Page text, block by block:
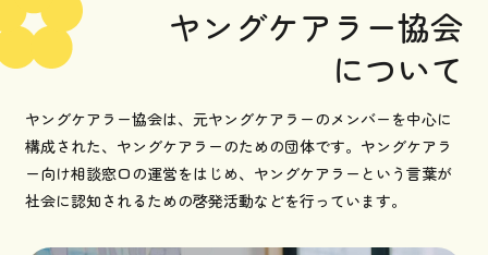
ヤングケアラー協会
について
ヤングケアラー協会は、元ヤングケアラーのメンバーを中心に
構成された、ヤングケアラーのための団体です。ヤングケアラ
ー向け相談窓口の運営をはじめ、ヤングケアラーという言葉が
社会に認知されるための啓発活動などを行っています。